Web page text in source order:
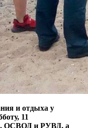
и отдыха у
11
ОСВОД и РУВД, а